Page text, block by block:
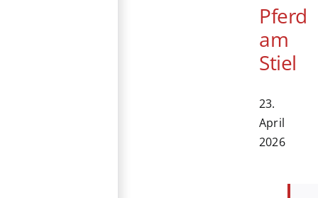
Pferd
am
Stiel
23.
April
2026